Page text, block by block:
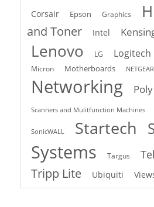
Corsair Epson Graphics
and Toner
Intel
Lenovo LG Logitech
Micron Motherboards NETGEAR
Networking Poly
Scanners and Mulitfunction Machines
SonicWALL Startech
Systems Targus
Tripp Lite Ubiquiti